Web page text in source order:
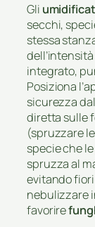
Gli
secchi,
stessa
integrato,
Posiziona
sicurezza
diretta sulle
(spruzzare
specie che
spruzza al
evitando
nebulizzare
favorire